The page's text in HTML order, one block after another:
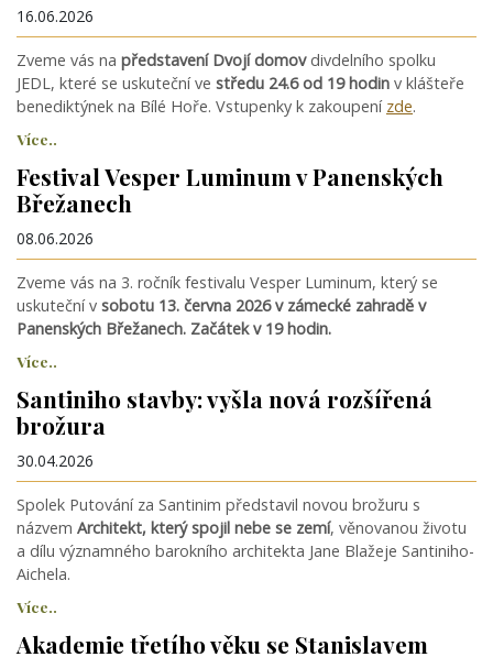
16.06.2026
Zveme vás na představení Dvojí domovdivdelního spolku
JEDL, které se uskuteční ve středu 24.6 od 19 hodin v klášteře
benediktýnek na Bílé Hoře. Vstupenky k zakoupení zde.
Více..
Festival Vesper Luminum v Panenských
Břežanech
08.06.2026
Zveme vás na 3. ročník festivalu Vesper Luminum, který se
uskuteční v sobotu 13. června 2026 v zámecké zahradě v
Panenských Břežanech. Začátek v 19 hodin.
Více..
Santiniho stavby: vyšla nová rozšířená
brožura
30.04.2026
Spolek Putování za Santinim představil novou brožuru s
názvem Architekt, který spojil nebe se zemí, věnovanou životu
a dílu významného barokního architekta Jane Blažeje Santiniho-
Aichela.
Více..
Akademie třetího věku se Stanislavem